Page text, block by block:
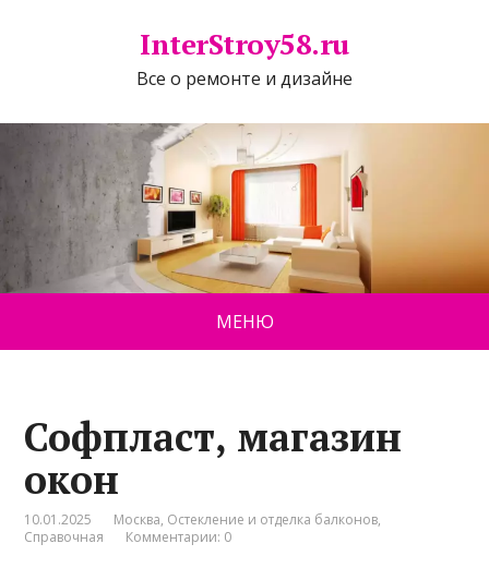
InterStroy58.ru
Все о ремонте и дизайне
МЕНЮ
Софпласт, магазин
окон
10.01.2025 Москва, Остекление и отделка балконов,
Справочная
Комментарии: 0